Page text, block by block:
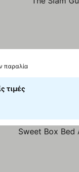
παραλία
τιμές